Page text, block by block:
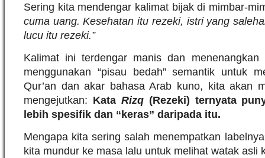
Sering kita mendengar kalimat bijak di mimbar-
cuma uang. Kesehatan itu rezeki, istri yang
lucu itu rezeki.”
Kalimat ini terdengar manis dan
menggunakan “pisau bedah” semantik untuk
Qur’an dan akar bahasa Arab kuno, kita akan
mengejutkan: Kata Rizq(Rezeki) ternyata
lebih spesifik dan “keras” daripada itu.
Mengapa kita sering salah menempatkan
kita mundur ke masa lalu untuk melihat watak asli